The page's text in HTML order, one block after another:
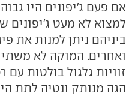
אם פעם ג'יפונים היו
למצוא לא מעט ג'יפונים
ואחרים. המוקה לא
זוויות גלגול בולטות
הגה מנותק ונטיה לתת